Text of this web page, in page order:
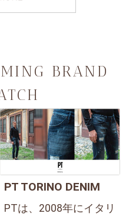
BRAND
PT TORINO DENIM
PTは、2008年にイタリ